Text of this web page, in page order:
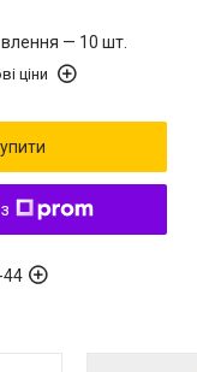
— 10 шт.
ціни
44